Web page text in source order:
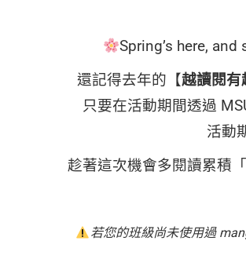
Spring’s here,
還記得去年的【越讀閱有
只要在活動期間透過
活動
趁著這次機會多閱讀累積
若您的班級尚未使用過